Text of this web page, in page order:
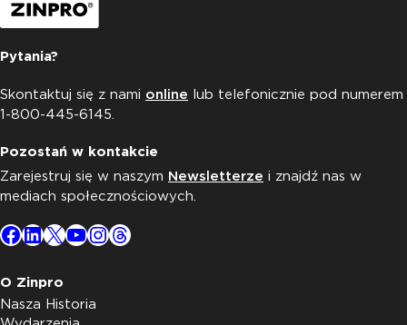
Pytania?
Skontaktuj się z nami online lub telefonicznie pod numerem
1-800-445-6145.
Pozostań w kontakcie
Zarejestruj się w naszym Newsletterze i znajdź nas w
mediach społecznościowych.
Facebook
LinkedIn
X YouTube
Instagram
Threads
O Zinpro
Nasza Historia